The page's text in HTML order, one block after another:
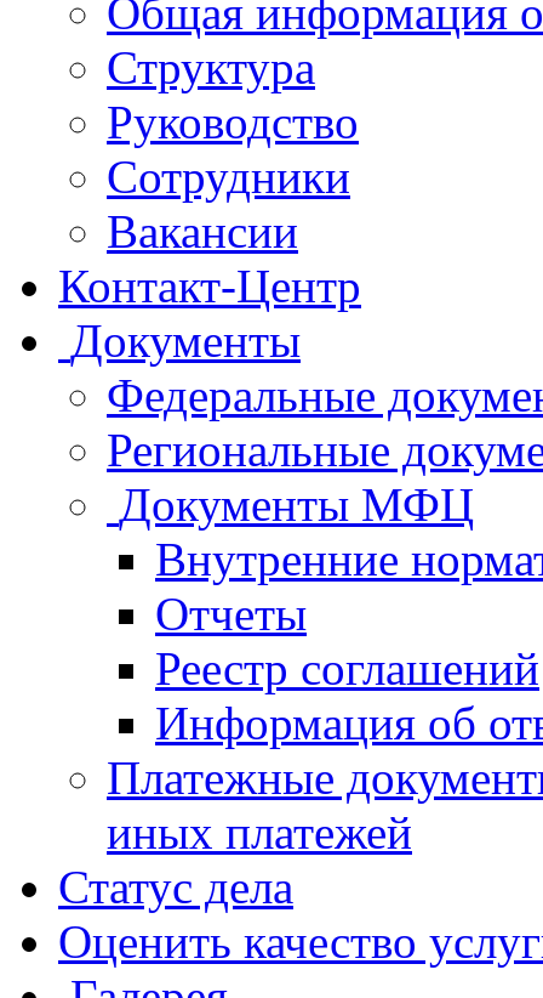
Общая
Структура
Руководство
Сотрудники
Вакансии
Контакт-Центр
Документы
Федеральные
Региональные
Документы МФЦ
Внутренние
Отчеты
Реестр соглашений
Информация об
Платежные
иных платежей
Статус дела
Оценить качество